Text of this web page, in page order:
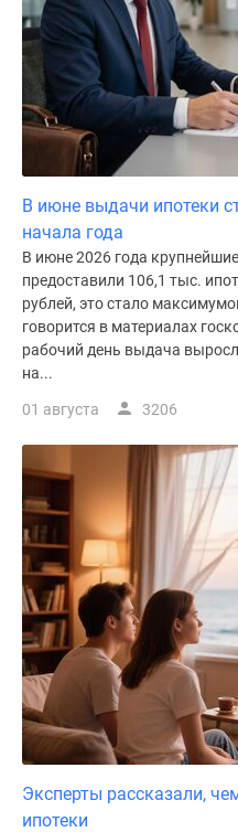
В июне выдачи ипотеки
начала года
В июне 2026 года
предоставили 106,1 тыс.
рублей, это стало
говорится в материалах
рабочий день выдача
на...
01 августа 3206
Эксперты рассказали,
ипотеки